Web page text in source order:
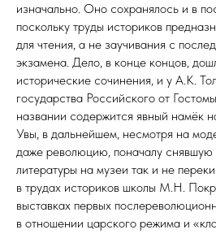
изначально. Оно сохранялось и в
поскольку труды историков
для чтения, а не заучивания с
экзамена. Дело, в конце концов,
исторические сочинения, и у А.К.
государства Российского от
названии содержится явный намёк
Увы, в дальнейшем, несмотря на
даже революцию, поначалу снявшую
литературы на музеи так и не
в трудах историков школы М.Н.
выставках первых
в отношении царского режима и